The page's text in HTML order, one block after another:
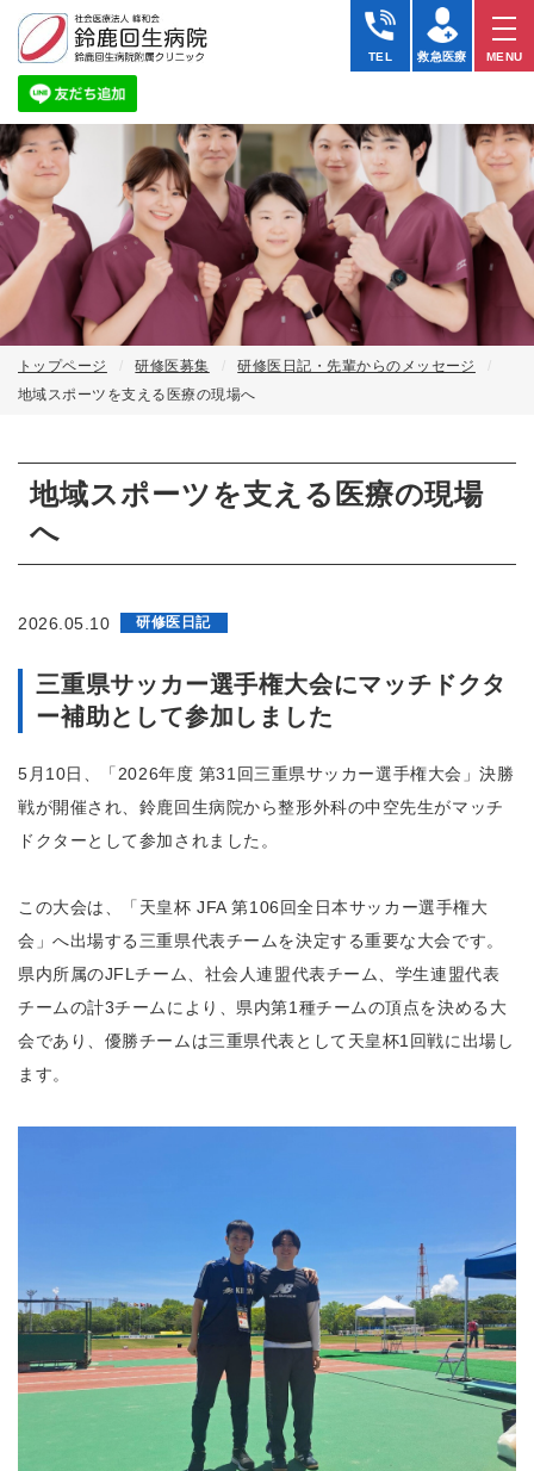
地
域
ス
ポ
ー
ツ
を
支
え
る
療
の
現
場
へ
TEL 救急医療 MENU
トップページ 研修医募集
研修医日記・先輩からのメッセージ
地域スポーツを支える医療の現場へ
地域スポーツを支える医療の現場
へ
2026.05.10 研修医日記
三重県サッカー選手権大会にマッチドクタ
ー補助として参加しました
5月10日、「2026年度 第31回三重県サッカー選手権大会」決勝
戦が開催され、鈴鹿回生病院から整形外科の中空先生がマッチ
ドクターとして参加されました。
この大会は、「天皇杯 JFA 第106回全日本サッカー選手権大
会」へ出場する三重県代表チームを決定する重要な大会です。
県内所属のJFLチーム、社会人連盟代表チーム、学生連盟代表
チームの計3チームにより、県内第1種チームの頂点を決める大
会であり、優勝チームは三重県代表として天皇杯1回戦に出場し
ます。